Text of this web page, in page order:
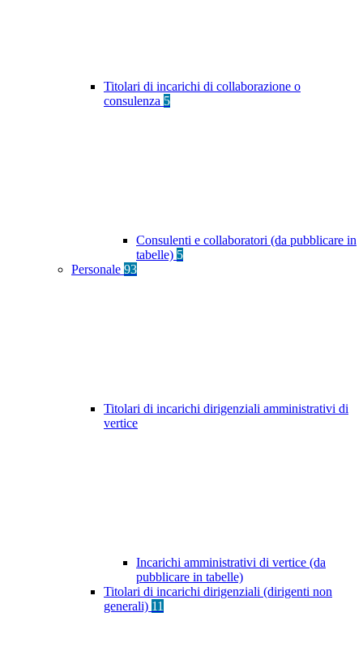
Titolari di incarichi di collaborazione o
consulenza 5
Consulenti e collaboratori (da pubblicare in
tabelle) 5
Personale 93
Titolari di incarichi dirigenziali amministrativi di
vertice
Incarichi amministrativi di vertice (da
pubblicare in tabelle)
Titolari di incarichi dirigenziali (dirigenti non
generali) 11